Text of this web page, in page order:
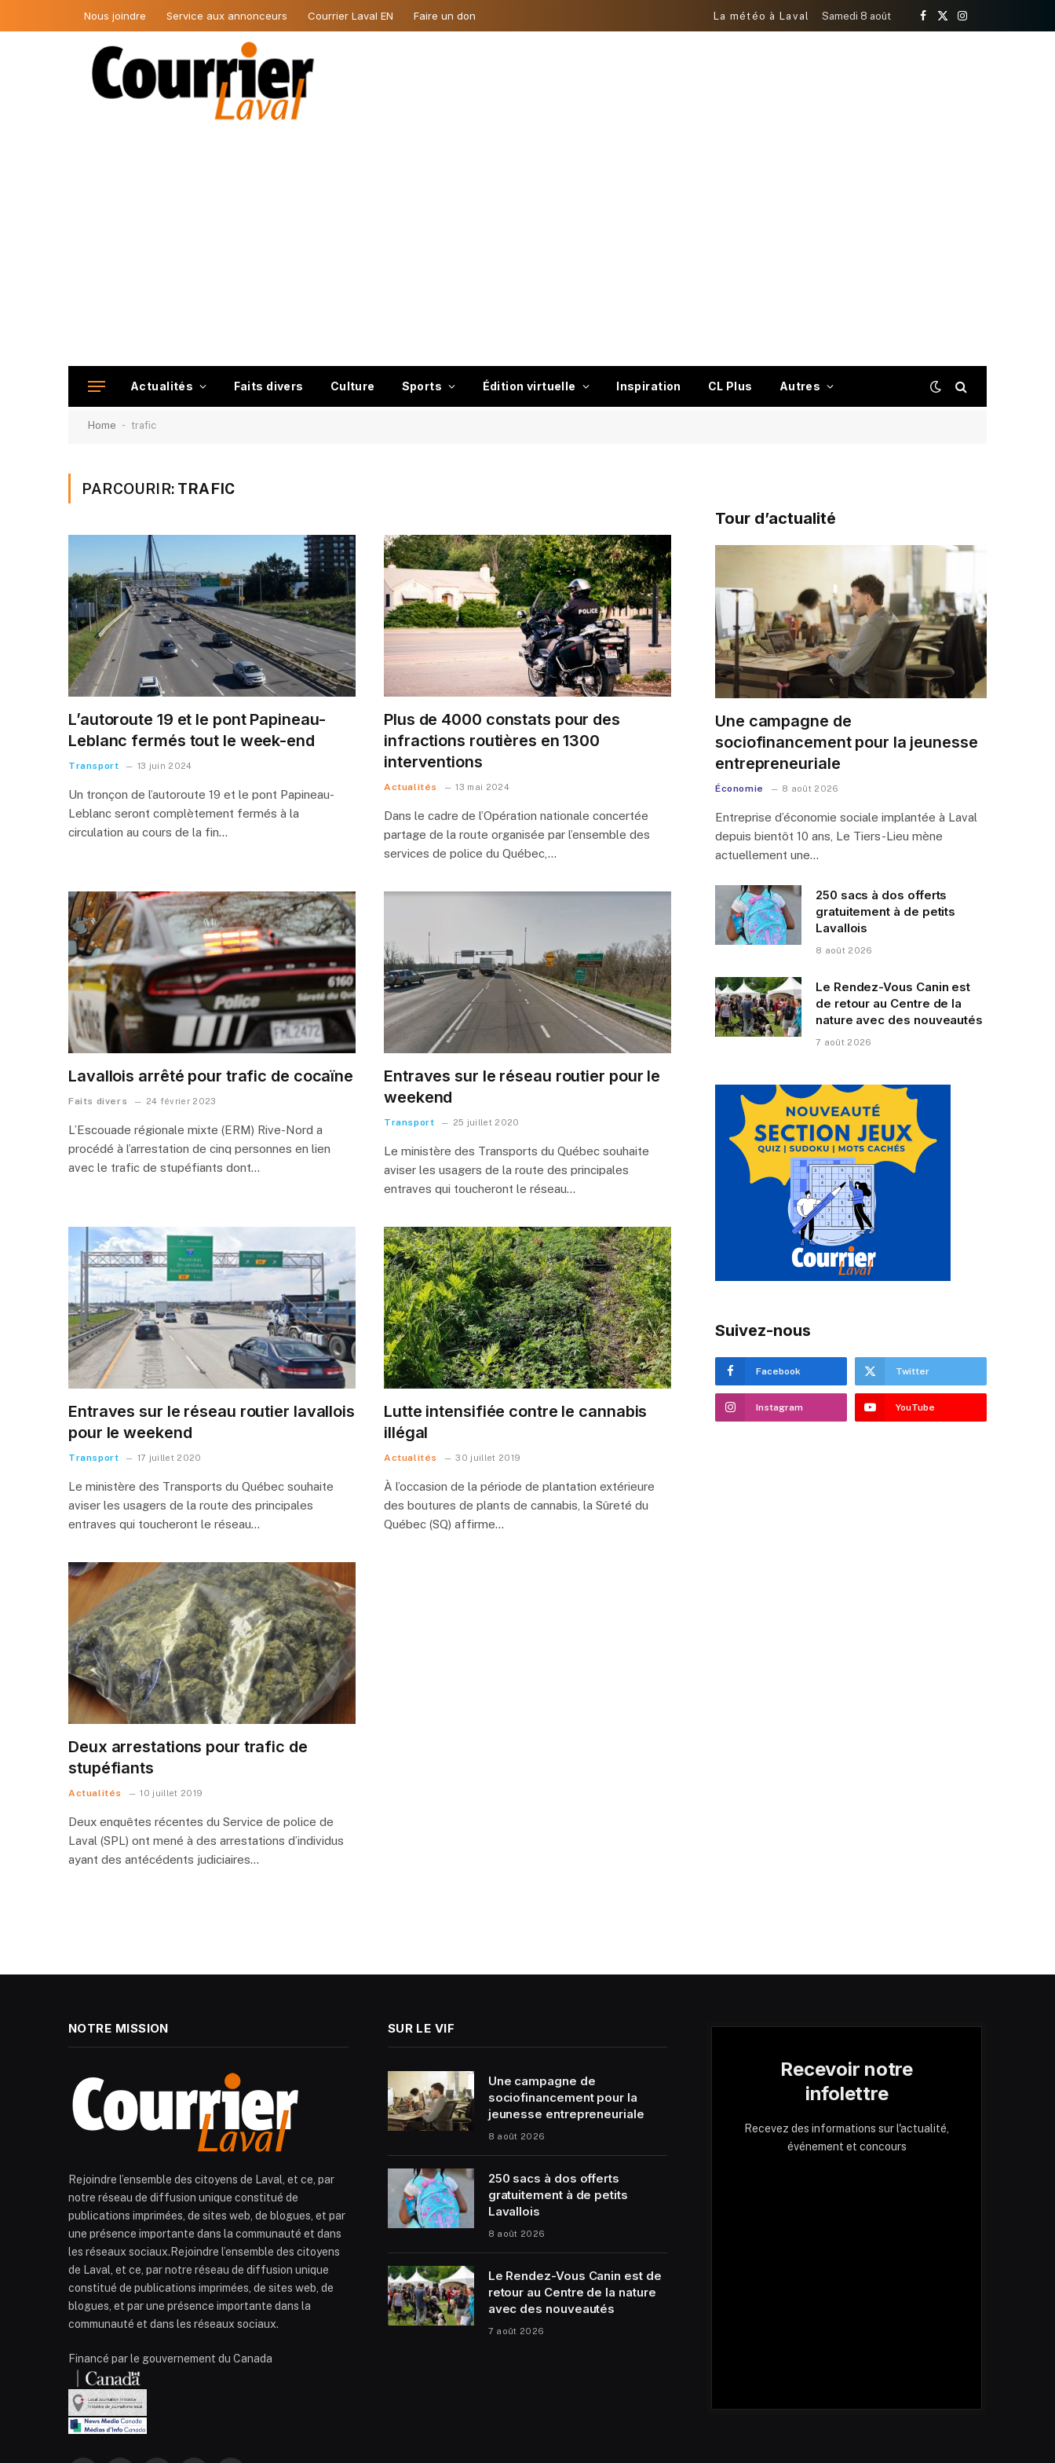
Nous joindre Service aux annonceurs Courrier Laval EN Faire un don La météo à Laval Samedi 8 août
Facebook
X
Instagram
Actualités Faits divers Culture Sports Édition virtuelle Inspiration CL Plus Autres
Home - trafic
PARCOURIR: TRAFIC
L’autoroute 19 et le pont Papineau-
Leblanc fermés tout le week-end
Transport 13 juin 2024
Un tronçon de l’autoroute 19 et le pont Papineau-
Leblanc seront complètement fermés à la
circulation au cours de la fin…
Plus de 4000 constats pour des
infractions routières en 1300
interventions
Actualités 13 mai 2024
Dans le cadre de l’Opération nationale concertée
partage de la route organisée par l’ensemble des
services de police du Québec,…
Lavallois arrêté pour trafic de cocaïne
Faits divers 24 février 2023
L’Escouade régionale mixte (ERM) Rive-Nord a
procédé à l’arrestation de cinq personnes en lien
avec le trafic de stupéfiants dont…
Entraves sur le réseau routier pour le
weekend
Transport 25 juillet 2020
Le ministère des Transports du Québec souhaite
aviser les usagers de la route des principales
entraves qui toucheront le réseau…
Entraves sur le réseau routier lavallois
pour le weekend
Transport 17 juillet 2020
Le ministère des Transports du Québec souhaite
aviser les usagers de la route des principales
entraves qui toucheront le réseau…
Lutte intensifiée contre le cannabis
illégal
Actualités 30 juillet 2019
À l’occasion de la période de plantation extérieure
des boutures de plants de cannabis, la Sûreté du
Québec (SQ) affirme…
Deux arrestations pour trafic de
stupéfiants
Actualités 10 juillet 2019
Deux enquêtes récentes du Service de police de
Laval (SPL) ont mené à des arrestations d’individus
ayant des antécédents judiciaires…
Tour d’actualité
Une campagne de
sociofinancement pour la jeunesse
entrepreneuriale
Économie 8 août 2026
Entreprise d’économie sociale implantée à Laval
depuis bientôt 10 ans, Le Tiers-Lieu mène
actuellement une…
250 sacs à dos offerts
gratuitement à de petits
Lavallois
8 août 2026
Le Rendez-Vous Canin est
de retour au Centre de la
nature avec des nouveautés
7 août 2026
Suivez-nous
Facebook Twitter
Instagram YouTube
NOTRE MISSION
Rejoindre l’ensemble des citoyens de Laval, et ce, par
notre réseau de diffusion unique constitué de
publications imprimées, de sites web, de blogues, et par
une présence importante dans la communauté et dans
les réseaux sociaux.Rejoindre l’ensemble des citoyens
de Laval, et ce, par notre réseau de diffusion unique
constitué de publications imprimées, de sites web, de
blogues, et par une présence importante dans la
communauté et dans les réseaux sociaux.
Financé par le gouvernement du Canada
SUR LE VIF
Une campagne de
sociofinancement pour la
jeunesse entrepreneuriale
8 août 2026
250 sacs à dos offerts
gratuitement à de petits
Lavallois
8 août 2026
Le Rendez-Vous Canin est de
retour au Centre de la nature
avec des nouveautés
7 août 2026
Recevoir notre
infolettre
Recevez des informations sur l'actualité,
événement et concours